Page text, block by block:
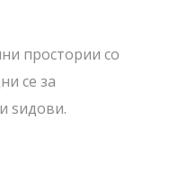
простории со
се за
ѕидови.